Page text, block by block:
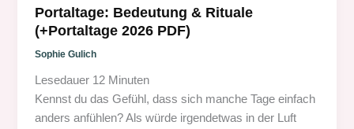
Portaltage: Bedeutung & Rituale
(+Portaltage 2026 PDF)
Sophie Gulich
Lesedauer 12 Minuten
Kennst du das Gefühl, dass sich manche Tage einfach
anders anfühlen? Als würde irgendetwas in der Luft